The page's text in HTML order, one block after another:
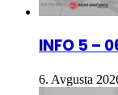
INFO 5 –
6. Avgusta